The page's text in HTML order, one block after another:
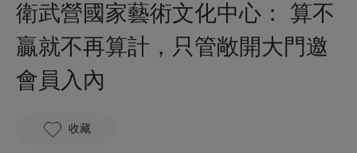
衛武營國家藝術文化中心： 算不
贏就不再算計，只管敞開大門邀
會員入內
收藏